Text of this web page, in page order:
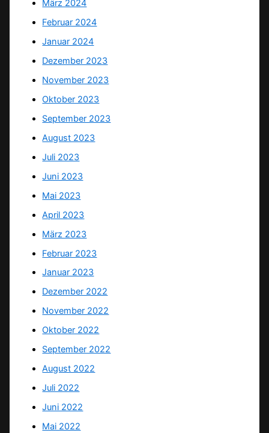
März 2024
Februar 2024
Januar 2024
Dezember 2023
November 2023
Oktober 2023
September 2023
August 2023
Juli 2023
Juni 2023
Mai 2023
April 2023
März 2023
Februar 2023
Januar 2023
Dezember 2022
November 2022
Oktober 2022
September 2022
August 2022
Juli 2022
Juni 2022
Mai 2022